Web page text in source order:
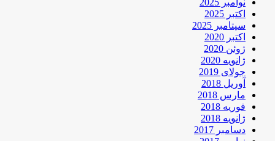
اکتبر 2025
سپتامبر 2025
اکتبر 2020
ژوئن 2020
ژانویه 2020
جولای 2019
آوریل 2018
مارس 2018
فوریه 2018
ژانویه 2018
دسامبر 2017